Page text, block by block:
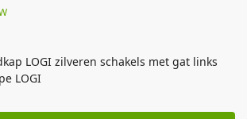
LOGI zilveren schakels met gat links
LOGI